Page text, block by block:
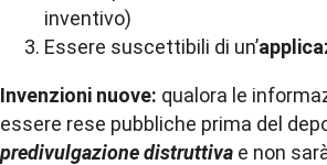
inventivo)
Essere suscettibili di un’
Invenzioni nuove: qualora le
essere rese pubbliche prima del
predivulgazione distruttiva e non